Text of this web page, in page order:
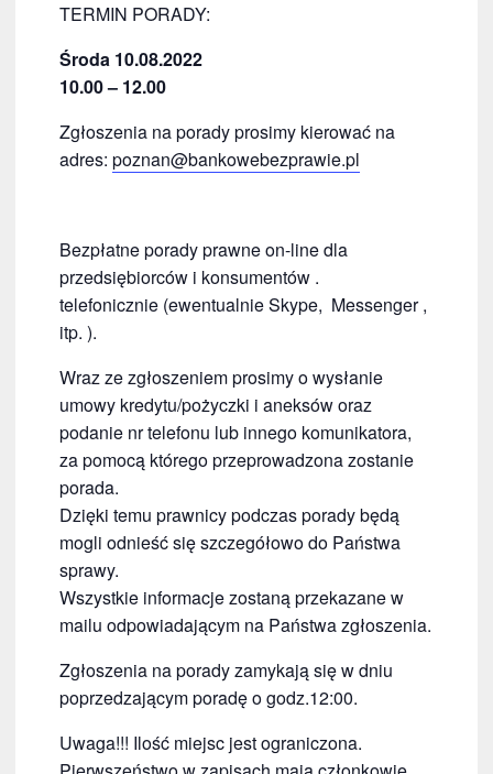
TERMIN PORADY:
Środa 10.08.2022
10.00 – 12.00
Zgłoszenia na porady prosimy kierować na
adres: poznan@bankowebezprawie.pl
Bezpłatne porady prawne on-line dla
przedsiębiorców i konsumentów .
telefonicznie (ewentualnie Skype, Messenger ,
itp. ).
Wraz ze zgłoszeniem prosimy o wysłanie
umowy kredytu/pożyczki i aneksów oraz
podanie nr telefonu lub innego komunikatora,
za pomocą którego przeprowadzona zostanie
porada.
Dzięki temu prawnicy podczas porady będą
mogli odnieść się szczegółowo do Państwa
sprawy.
Wszystkie informacje zostaną przekazane w
mailu odpowiadającym na Państwa zgłoszenia.
Zgłoszenia na porady zamykają się w dniu
poprzedzającym poradę o godz.12:00.
Uwaga!!! Ilość miejsc jest ograniczona.